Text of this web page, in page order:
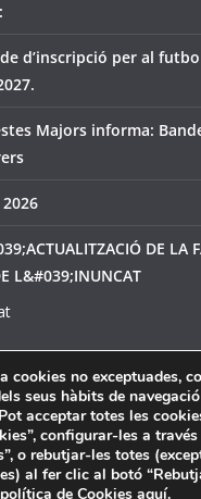
d’inscripció per al
Majors informa:
2026
DE LA
L&#039;INUNCAT
cookies no exceptuades,
seus hàbits de
acceptar totes les
configurar-les a
o rebutjar-les totes
al fer clic al botó
de Cookies aquí.